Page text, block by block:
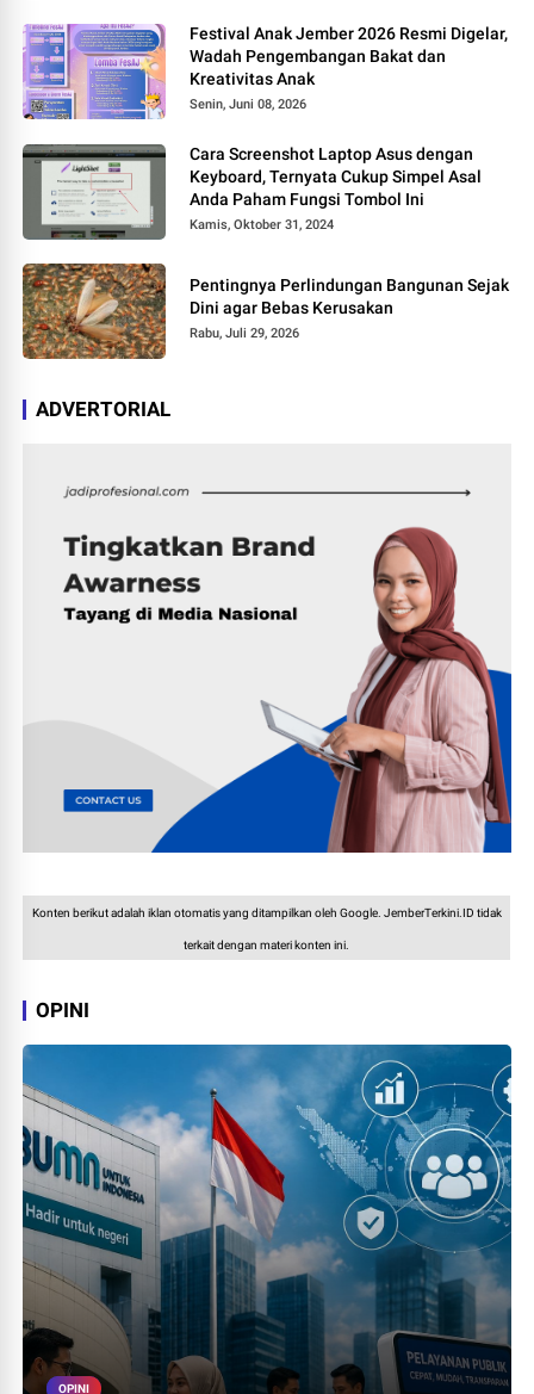
Festival Anak Jember 2026 Resmi Digelar,
Wadah Pengembangan Bakat dan
Kreativitas Anak
Senin, Juni 08, 2026
Cara Screenshot Laptop Asus dengan
Keyboard, Ternyata Cukup Simpel Asal
Anda Paham Fungsi Tombol Ini
Kamis, Oktober 31, 2024
Pentingnya Perlindungan Bangunan Sejak
Dini agar Bebas Kerusakan
Rabu, Juli 29, 2026
ADVERTORIAL
Konten berikut adalah iklan otomatis yang ditampilkan oleh Google. JemberTerkini.ID tidak
terkait dengan materi konten ini.
OPINI
OPINI